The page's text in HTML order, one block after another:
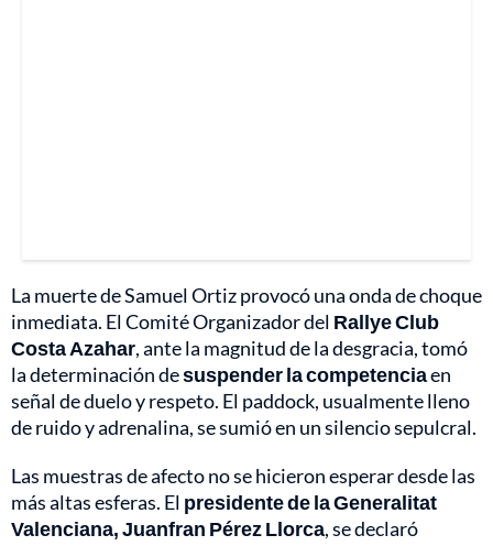
La muerte de Samuel Ortiz provocó una onda de choque
inmediata. El Comité Organizador del Rallye Club
Costa Azahar, ante la magnitud de la desgracia, tomó
la determinación desuspender la competenciaen
señal de duelo y respeto. El paddock, usualmente lleno
de ruido y adrenalina, se sumió en un silencio sepulcral.
Las muestras de afecto no se hicieron esperar desde las
más altas esferas. El presidente de la Generalitat
Valenciana, Juanfran Pérez Llorca, se declaró